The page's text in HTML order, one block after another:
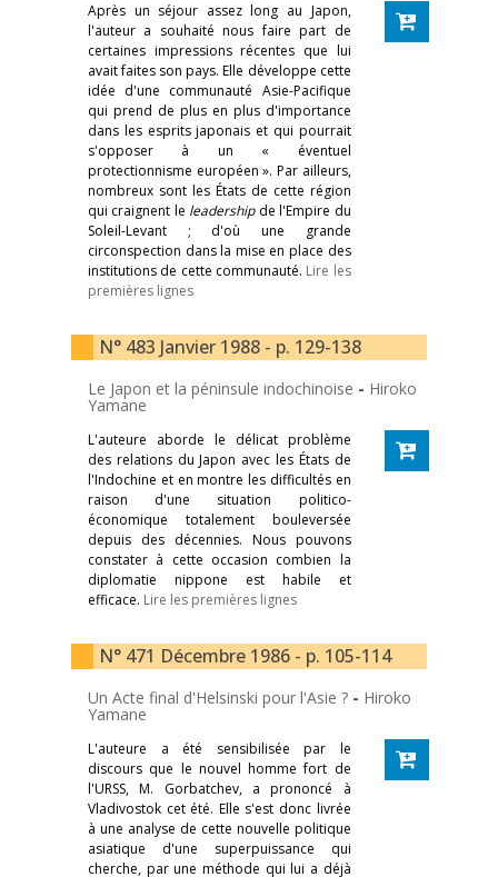
Après un séjour assez long au Japon,
l'auteur a souhaité nous faire part de
certaines impressions récentes que lui
avait faites son pays. Elle développe cette
idée d'une communauté Asie-Pacifique
qui prend de plus en plus d'importance
dans les esprits japonais et qui pourrait
s'opposer à un « éventuel
protectionnisme européen ». Par ailleurs,
nombreux sont les États de cette région
qui craignent le leadership de l'Empire du
Soleil-Levant ; d'où une grande
circonspection dans la mise en place des
institutions de cette communauté. Lire les
premières lignes
N° 483 Janvier 1988 - p. 129-138
Le Japon et la péninsule indochinoise - Hiroko
Yamane
L'auteure aborde le délicat problème
des relations du Japon avec les États de
l'Indochine et en montre les difficultés en
raison d'une situation politico-
économique totalement bouleversée
depuis des décennies. Nous pouvons
constater à cette occasion combien la
diplomatie nippone est habile et
efficace. Lire les premières lignes
N° 471 Décembre 1986 - p. 105-114
Un Acte final d'Helsinski pour l'Asie ? - Hiroko
Yamane
L'auteure a été sensibilisée par le
discours que le nouvel homme fort de
l'URSS, M. Gorbatchev, a prononcé à
Vladivostok cet été. Elle s'est donc livrée
à une analyse de cette nouvelle politique
asiatique d'une superpuissance qui
cherche, par une méthode qui lui a déjà